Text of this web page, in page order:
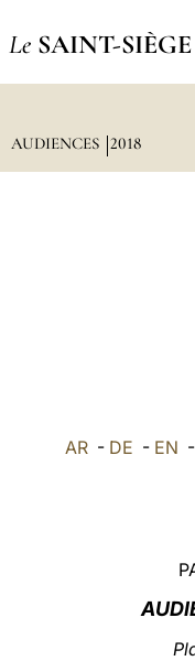
Le SAINT-SIÈGE
AUDIENCES 2018
AR- DE - EN -